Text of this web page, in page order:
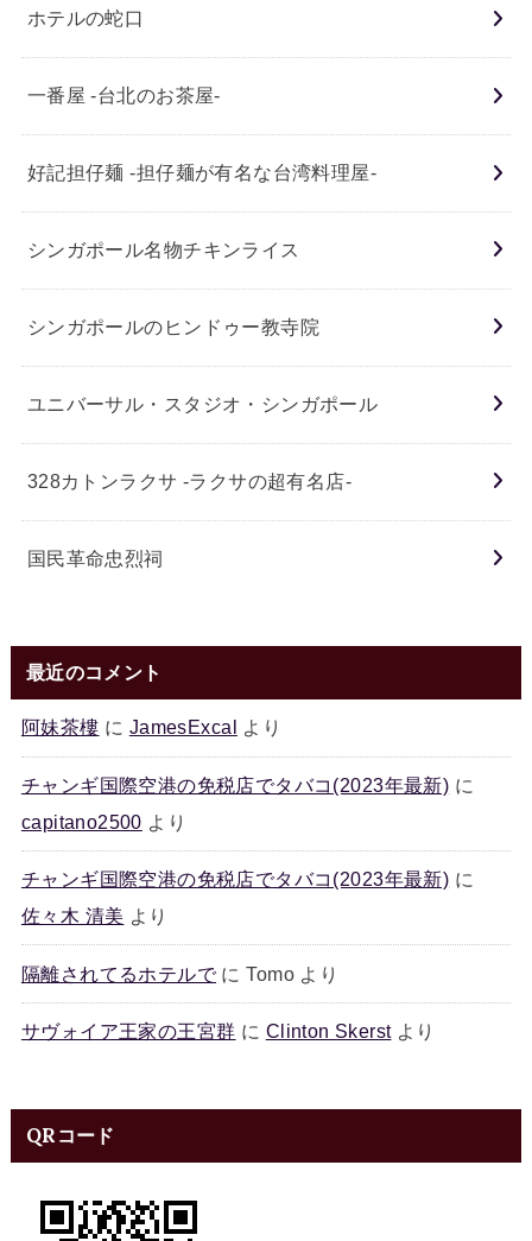
ホテルの蛇口
一番屋 -台北のお茶屋-
好記担仔麺 -担仔麺が有名な台湾料理屋-
シンガポール名物チキンライス
シンガポールのヒンドゥー教寺院
ユニバーサル・スタジオ・シンガポール
328カトンラクサ -ラクサの超有名店-
国民革命忠烈祠
最近のコメント
阿妹茶樓 に JamesExcal より
チャンギ国際空港の免税店でタバコ(2023年最新) に
capitano2500 より
チャンギ国際空港の免税店でタバコ(2023年最新) に
佐々木 清美 より
隔離されてるホテルでにTomoより
サヴォイア王家の王宮群 に Clinton Skerstより
QRコード